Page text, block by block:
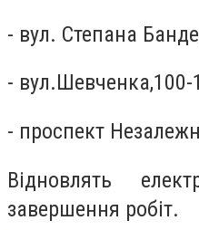
- вул. Степана
- вул.Шевченка,100-
- проспект
Відновлять
завершення робіт.